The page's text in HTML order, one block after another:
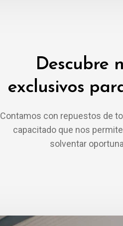
Descubre
exclusivos
Contamos con repuestos de
capacitado que nos
solventar